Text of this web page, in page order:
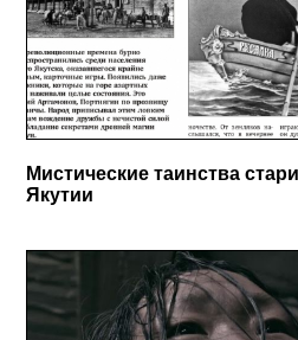
Мистические таинства
Якутии